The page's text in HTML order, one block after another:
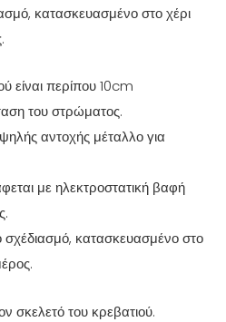
κατασκευασμένο στο χέρι
είναι περίπου 10cm
του στρώματος.
αντοχής μέταλλο για
με ηλεκτροστατική βαφή
σχέδιασμό, κατασκευασμένο στο
σκελετό του κρεβατιού.